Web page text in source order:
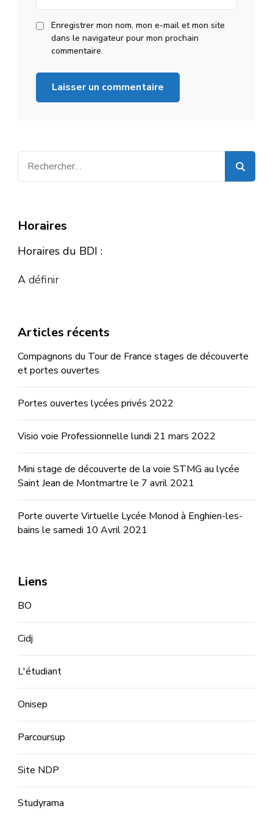
Enregistrer mon nom, mon e-mail et mon site
dans le navigateur pour mon prochain
commentaire.
Horaires
Horaires du BDI :
A définir
Articles récents
Compagnons du Tour de France stages de découverte
et portes ouvertes
Portes ouvertes lycées privés 2022
Visio voie Professionnelle lundi 21 mars 2022
Mini stage de découverte de la voie STMG au lycée
Saint Jean de Montmartre le 7 avril 2021
Porte ouverte Virtuelle Lycée Monod à Enghien-les-
bains le samedi 10 Avril 2021
Liens
BO
Cidj
L'étudiant
Onisep
Parcoursup
Site NDP
Studyrama